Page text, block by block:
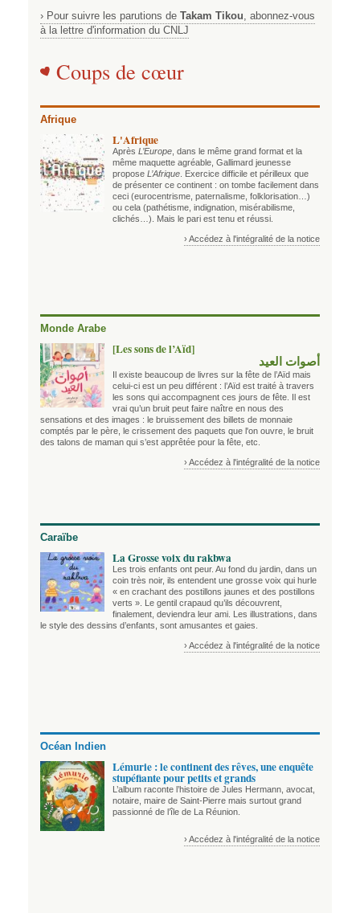
› Pour suivre les parutions de Takam Tikou, abonnez-vous
à la lettre d'information du CNLJ
Coups de cœur
Afrique
L'Afrique
Après L’Europe, dans le même grand format et la
même maquette agréable, Gallimard jeunesse
propose L’Afrique. Exercice difficile et périlleux que
de présenter ce continent : on tombe facilement dans
ceci (eurocentrisme, paternalisme, folklorisation…)
ou cela (pathétisme, indignation, misérabilisme,
clichés…). Mais le pari est tenu et réussi.
› Accédez à l'intégralité de la notice
Monde Arabe
[Les sons de l’Aïd]
أصوات العيد
Il existe beaucoup de livres sur la fête de l’Aïd mais
celui-ci est un peu différent : l’Aïd est traité à travers
les sons qui accompagnent ces jours de fête. Il est
vrai qu’un bruit peut faire naître en nous des
sensations et des images : le bruissement des billets de monnaie
comptés par le père, le crissement des paquets que l'on ouvre, le bruit
des talons de maman qui s’est apprêtée pour la fête, etc.
› Accédez à l'intégralité de la notice
Caraïbe
La Grosse voix du rakbwa
Les trois enfants ont peur. Au fond du jardin, dans un
coin très noir, ils entendent une grosse voix qui hurle
« en crachant des postillons jaunes et des postillons
verts ». Le gentil crapaud qu’ils découvrent,
finalement, deviendra leur ami. Les illustrations, dans
le style des dessins d’enfants, sont amusantes et gaies.
› Accédez à l'intégralité de la notice
Océan Indien
Lémurie : le continent des rêves, une enquête
stupéfiante pour petits et grands
L’album raconte l’histoire de Jules Hermann, avocat,
notaire, maire de Saint-Pierre mais surtout grand
passionné de l’île de La Réunion.
› Accédez à l'intégralité de la notice